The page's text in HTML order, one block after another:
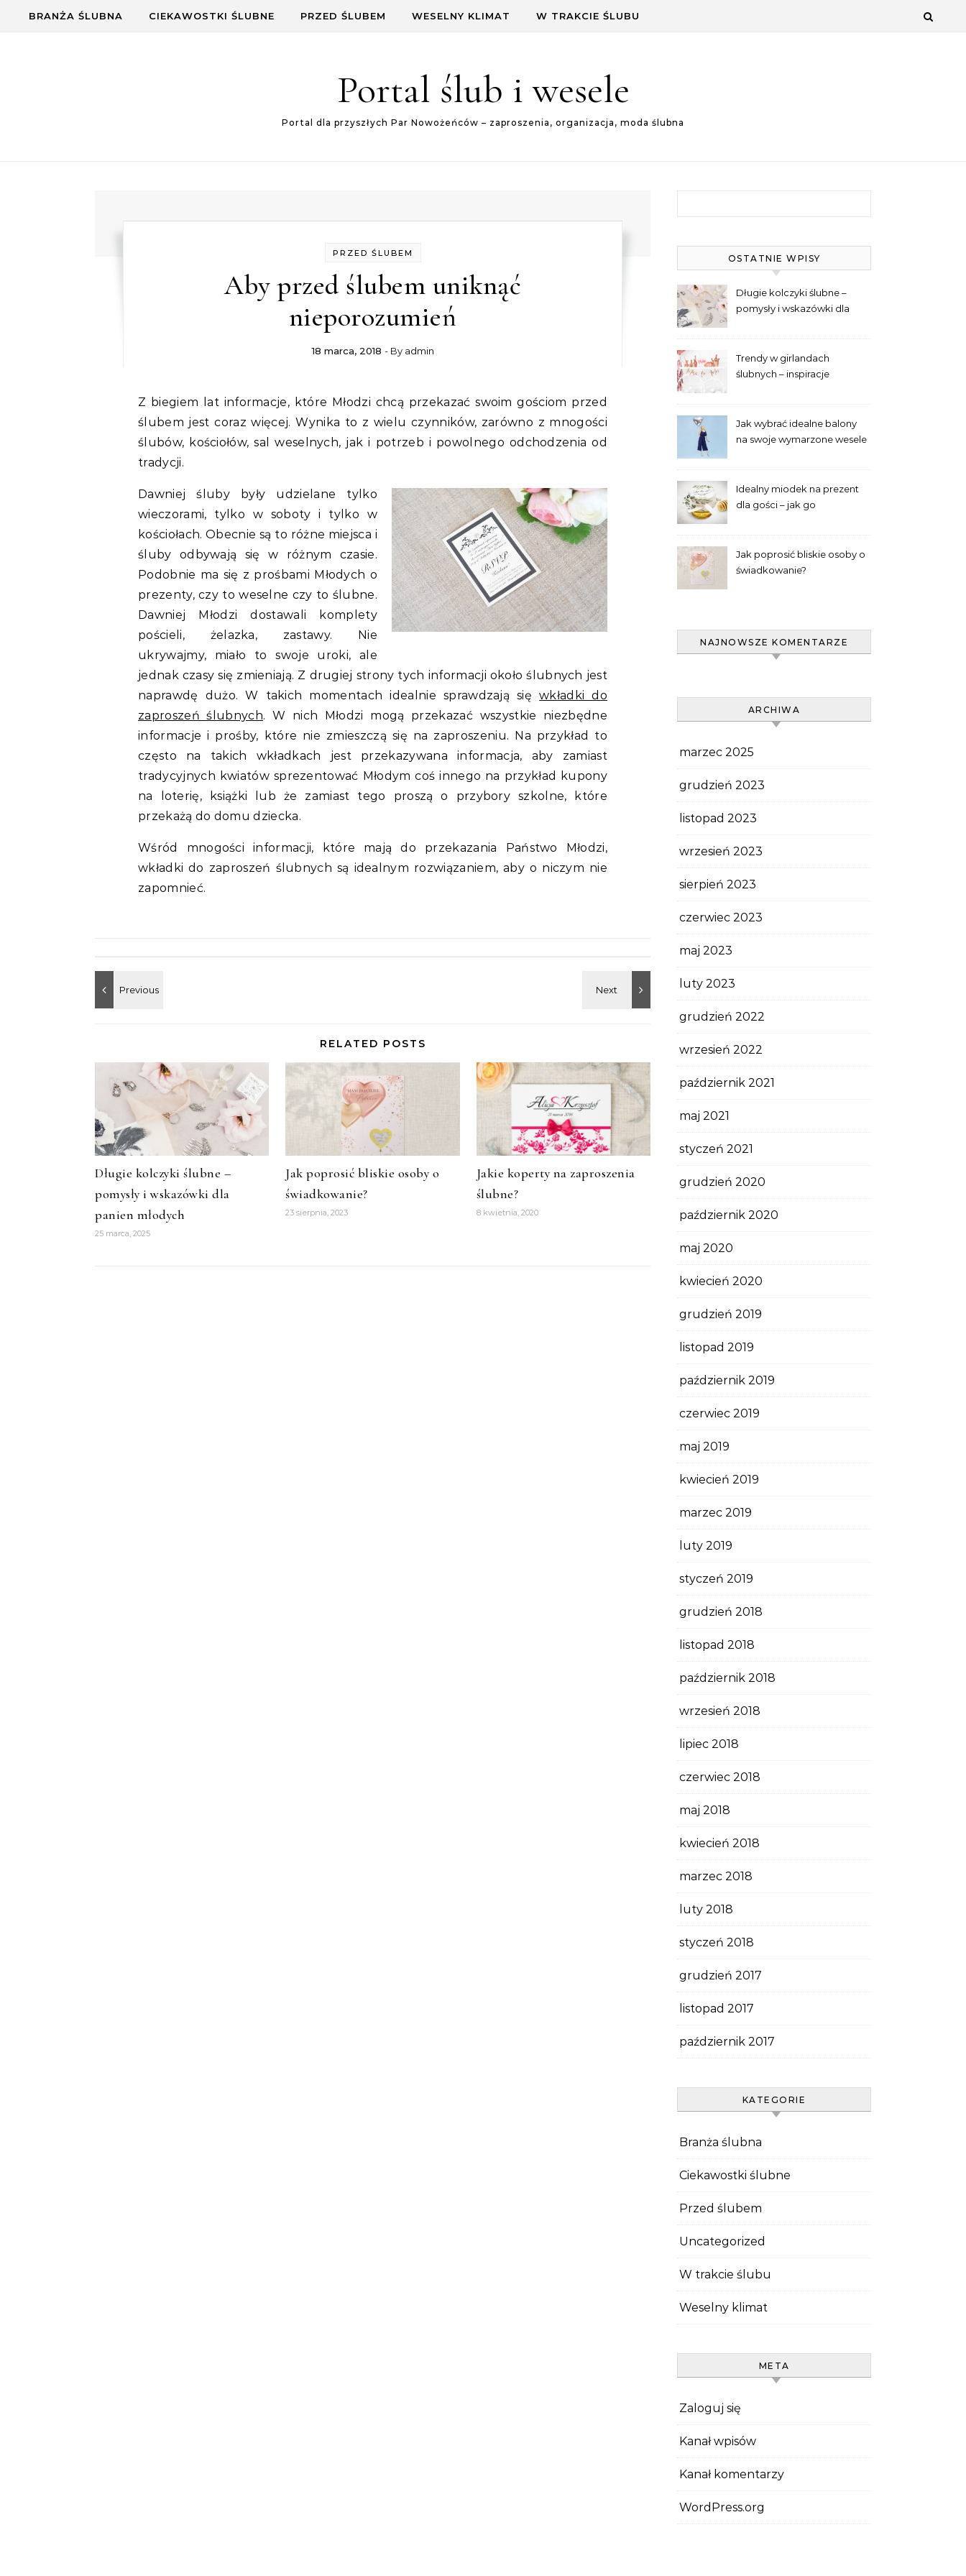
Skip to content
BRANŻA ŚLUBNA CIEKAWOSTKI ŚLUBNE PRZED ŚLUBEM WESELNY KLIMAT W TRAKCIE ŚLUBU
Portal ślub i wesele
Portal dla przyszłych Par Nowożeńców – zaproszenia, organizacja, moda ślubna
PRZED ŚLUBEM
Aby przed ślubem uniknąć
nieporozumień
18 marca, 2018 - By admin
Z biegiem lat informacje, które Młodzi chcą przekazać swoim gościom przed
ślubem jest coraz więcej. Wynika to z wielu czynników, zarówno z mnogości
ślubów, kościołów, sal weselnych, jak i potrzeb i powolnego odchodzenia od
tradycji.
Dawniej śluby były udzielane tylko
wieczorami, tylko w soboty i tylko w
kościołach. Obecnie są to różne miejsca i
śluby odbywają się w różnym czasie.
Podobnie ma się z prośbami Młodych o
prezenty, czy to weselne czy to ślubne.
Dawniej Młodzi dostawali komplety
pościeli, żelazka, zastawy. Nie
ukrywajmy, miało to swoje uroki, ale
jednak czasy się zmieniają. Z drugiej strony tych informacji około ślubnych jest
naprawdę dużo. W takich momentach idealnie sprawdzają sięwkładki do
zaproszeń ślubnych. W nich Młodzi mogą przekazać wszystkie niezbędne
informacje i prośby, które nie zmieszczą się na zaproszeniu. Na przykład to
często na takich wkładkach jest przekazywana informacja, aby zamiast
tradycyjnych kwiatów sprezentować Młodym coś innego na przykład kupony
na loterię, książki lub że zamiast tego proszą o przybory szkolne, które
przekażą do domu dziecka.
Wśród mnogości informacji, które mają do przekazania Państwo Młodzi,
wkładki do zaproszeń ślubnych są idealnym rozwiązaniem, aby o niczym nie
zapomnieć.
RELATED POSTS
Długie kolczyki ślubne –
pomysły i wskazówki dla
panien młodych
25 marca, 2025
Jak poprosić bliskie osoby o
świadkowanie?
23 sierpnia, 2023
Jakie koperty na zaproszenia
ślubne?
8 kwietnia, 2020
OSTATNIE WPISY
Długie kolczyki ślubne –
pomysły i wskazówki dla
Trendy w girlandach
ślubnych – inspiracje
Jak wybrać idealne balony
na swoje wymarzone wesele
Idealny miodek na prezent
dla gości – jak go
Jak poprosić bliskie osoby o
świadkowanie?
NAJNOWSZE KOMENTARZE
ARCHIWA
marzec 2025
grudzień 2023
listopad 2023
wrzesień 2023
sierpień 2023
czerwiec 2023
maj 2023
luty 2023
grudzień 2022
wrzesień 2022
październik 2021
maj 2021
styczeń 2021
grudzień 2020
październik 2020
maj 2020
kwiecień 2020
grudzień 2019
listopad 2019
październik 2019
czerwiec 2019
maj 2019
kwiecień 2019
marzec 2019
luty 2019
styczeń 2019
grudzień 2018
listopad 2018
październik 2018
wrzesień 2018
lipiec 2018
czerwiec 2018
maj 2018
kwiecień 2018
marzec 2018
luty 2018
styczeń 2018
grudzień 2017
listopad 2017
październik 2017
KATEGORIE
Branża ślubna
Ciekawostki ślubne
Przed ślubem
Uncategorized
W trakcie ślubu
Weselny klimat
META
Zaloguj się
Kanał wpisów
Kanał komentarzy
WordPress.org